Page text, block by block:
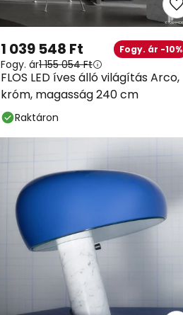
FLOS LED íves álló világítás Arco,
króm, magasság 240 cm
1 039 548 Ft Fogy. ár -10%
Fogy. ár1 155 054 Ft
Raktáron